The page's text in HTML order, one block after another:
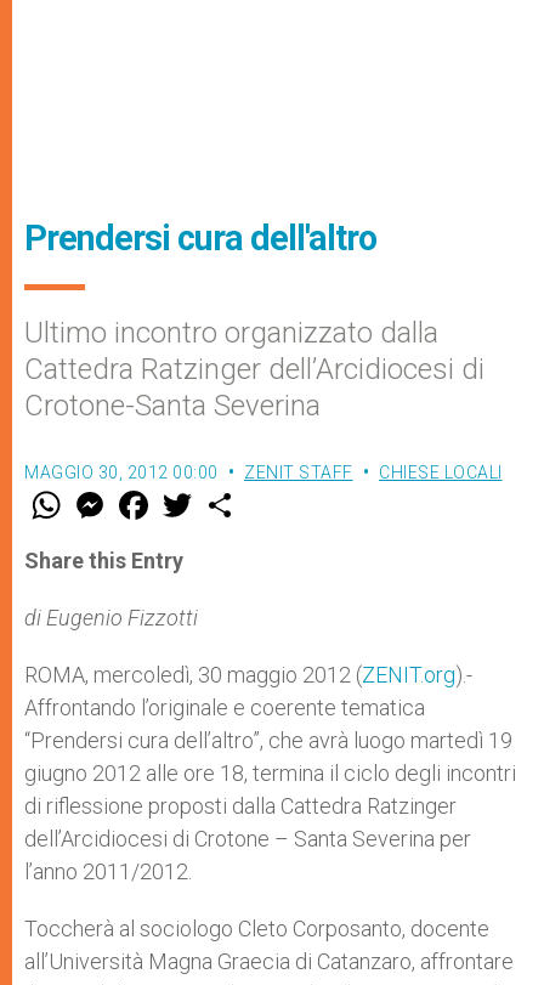
Prendersi cura dell'altro
Ultimo incontro organizzato dalla
Cattedra Ratzinger dell’Arcidiocesi di
Crotone-Santa Severina
MAGGIO 30, 2012 00:00 ZENIT STAFF CHIESE LOCALI
W
t
s
p
p
M
e
s
e
g
e
F
a
e
b
o
k
w
r
Share this Entry
di Eugenio Fizzotti
ROMA, mercoledì, 30 maggio 2012 (ZENIT.org).-
Affrontando l’originale e coerente tematica
“Prendersi cura dell’altro”, che avrà luogo martedì 19
giugno 2012 alle ore 18, termina il ciclo degli incontri
di riflessione proposti dalla Cattedra Ratzinger
dell’Arcidiocesi di Crotone – Santa Severina per
l’anno 2011/2012.
Toccherà al sociologo Cleto Corposanto, docente
all’Università Magna Graecia di Catanzaro, affrontare